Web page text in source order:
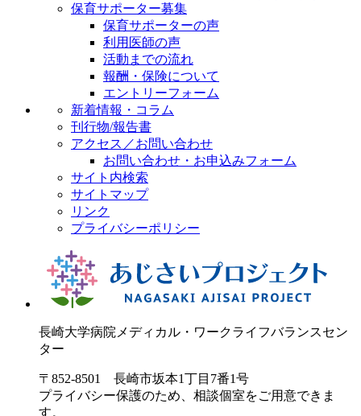
保育サポーター募集
保育サポーターの声
利用医師の声
活動までの流れ
報酬・保険について
エントリーフォーム
新着情報・コラム
刊行物/報告書
アクセス／お問い合わせ
お問い合わせ・お申込みフォーム
サイト内検索
サイトマップ
リンク
プライバシーポリシー
長崎大学病院 メディカル・ワークライフバランスセン
ター
〒852-8501 長崎市坂本1丁目7番1号
プライバシー保護のため、相談個室をご用意できま
す。